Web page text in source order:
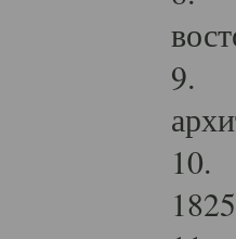
9.
10.